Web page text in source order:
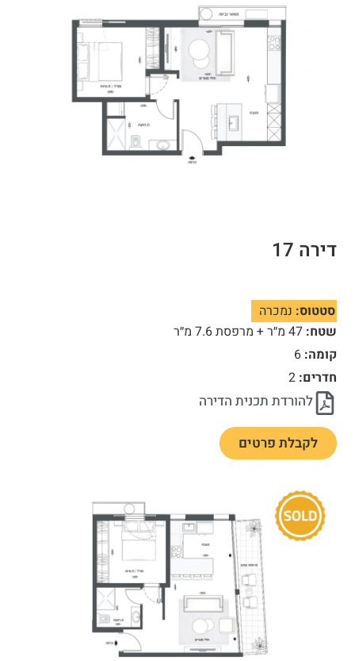
דירה 17
סטטוס: נמכרה
שטח: 47 מ״ר + מרפסת 7.6 מ״ר
קומה: 6
חדרים: 2
להורדת תכנית הדירה
לקבלת פרטים